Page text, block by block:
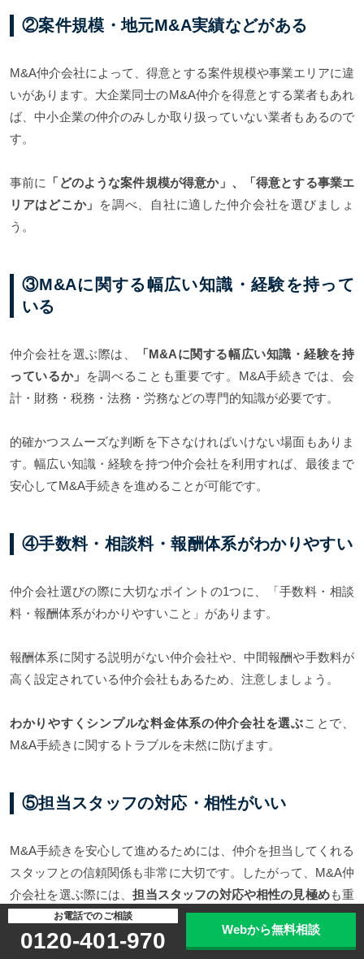
②案件規模・地元M&A実績などがある
M&A仲介会社によって、得意とする案件規模や事業エリアに違
いがあります。大企業同士のM&A仲介を得意とする業者もあれ
ば、中小企業の仲介のみしか取り扱っていない業者もあるので
す。
事前に
「どのような案件規模が得意か」、「得意とする事業エ
リアはどこか」
を調べ、自社に適した仲介会社を選びましょ
う。
③M&Aに関する幅広い知識・経験を持って
いる
仲介会社を選ぶ際は、
「M&Aに関する幅広い知識・経験を持
っているか」
を調べることも重要です。M&A手続きでは、会
計・財務・税務・法務・労務などの専門的知識が必要です。
的確かつスムーズな判断を下さなければいけない場面もありま
す。幅広い知識・経験を持つ仲介会社を利用すれば、最後まで
安心してM&A手続きを進めることが可能です。
④手数料・相談料・報酬体系がわかりやすい
仲介会社選びの際に大切なポイントの1つに、「手数料・相談
料・報酬体系がわかりやすいこと」があります。
報酬体系に関する説明がない仲介会社や、中間報酬や手数料が
高く設定されている仲介会社もあるため、注意しましょう。
わかりやすくシンプルな料金体系の仲介会社を選ぶことで、
M&A手続きに関するトラブルを未然に防げます。
⑤担当スタッフの対応・相性がいい
M&A手続きを安心して進めるためには、仲介を担当してくれる
スタッフとの信頼関係も非常に大切です。したがって、M&A仲
介会社を選ぶ際には、担当スタッフの対応や相性の見極めも重
要だといえます。
お電話でのご相談
0120-401-970 Webから無料相談